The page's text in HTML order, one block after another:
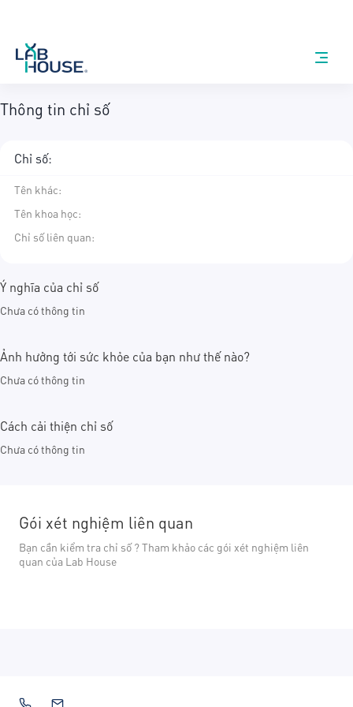
Thông tin chỉ số
Chỉ số:
Tên khác:
Tên khoa học:
Chỉ số liên quan:
Ý nghĩa của chỉ số
Chưa có thông tin
Ảnh hưởng tới sức khỏe của bạn như thế nào?
Chưa có thông tin
Cách cải thiện chỉ số
Chưa có thông tin
Gói xét nghiệm liên quan
Bạn cần kiểm tra chỉ số ? Tham khảo các gói xét nghiệm liên
quan của Lab House